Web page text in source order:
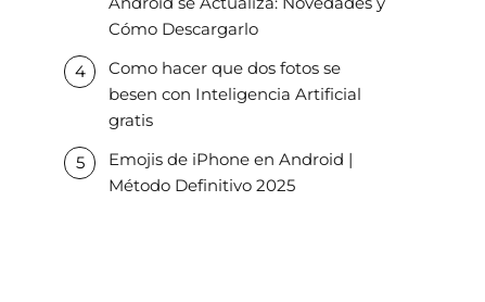
Cómo Descargarlo
Como hacer que dos fotos se
besen con Inteligencia Artificial
gratis
Emojis de iPhone en Android |
Método Definitivo 2025